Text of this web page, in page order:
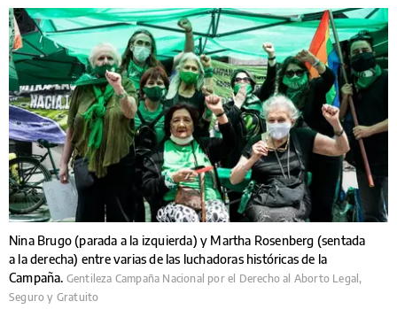
Nina Brugo (parada a la izquierda) y Martha Rosenberg (sentada
a la derecha) entre varias de las luchadoras históricas de la
Campaña. Gentileza Campaña Nacional por el Derecho al Aborto Legal,
Seguro y Gratuito